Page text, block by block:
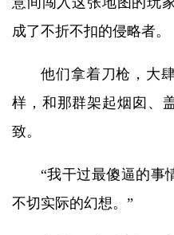
成了不折不扣的侵略者。
他们拿着刀枪，大
样，和那群架起烟囱、
致。
“我干过最傻逼的事
不切实际的幻想。”